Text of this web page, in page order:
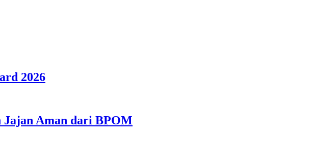
2026
Jajan Aman dari BPOM